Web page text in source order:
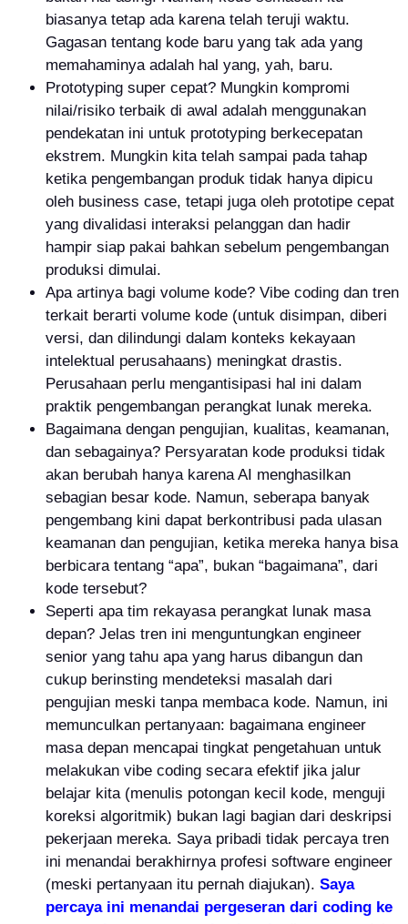
biasanya tetap ada karena telah teruji waktu.
Gagasan tentang kode baru yang tak ada yang
memahaminya adalah hal yang, yah, baru.
Prototyping super cepat? Mungkin kompromi
nilai/risiko terbaik di awal adalah menggunakan
pendekatan ini untuk prototyping berkecepatan
ekstrem. Mungkin kita telah sampai pada tahap
ketika pengembangan produk tidak hanya dipicu
oleh business case, tetapi juga oleh prototipe cepat
yang divalidasi interaksi pelanggan dan hadir
hampir siap pakai bahkan sebelum pengembangan
produksi dimulai.
Apa artinya bagi volume kode? Vibe coding dan tren
terkait berarti volume kode (untuk disimpan, diberi
versi, dan dilindungi dalam konteks kekayaan
intelektual perusahaans) meningkat drastis.
Perusahaan perlu mengantisipasi hal ini dalam
praktik pengembangan perangkat lunak mereka.
Bagaimana dengan pengujian, kualitas, keamanan,
dan sebagainya? Persyaratan kode produksi tidak
akan berubah hanya karena AI menghasilkan
sebagian besar kode. Namun, seberapa banyak
pengembang kini dapat berkontribusi pada ulasan
keamanan dan pengujian, ketika mereka hanya bisa
berbicara tentang “apa”, bukan “bagaimana”, dari
kode tersebut?
Seperti apa tim rekayasa perangkat lunak masa
depan? Jelas tren ini menguntungkan engineer
senior yang tahu apa yang harus dibangun dan
cukup berinsting mendeteksi masalah dari
pengujian meski tanpa membaca kode. Namun, ini
memunculkan pertanyaan: bagaimana engineer
masa depan mencapai tingkat pengetahuan untuk
melakukan vibe coding secara efektif jika jalur
belajar kita (menulis potongan kecil kode, menguji
koreksi algoritmik) bukan lagi bagian dari deskripsi
pekerjaan mereka. Saya pribadi tidak percaya tren
ini menandai berakhirnya profesi software engineer
(meski pertanyaan itu pernah diajukan). Saya
percaya ini menandai pergeseran dari coding ke